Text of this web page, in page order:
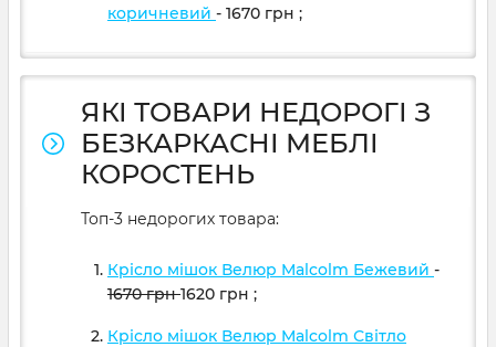
коричневий - 1670 грн ;
ЯКІ ТОВАРИ НЕДОРОГІ З
БЕЗКАРКАСНІ МЕБЛІ
КОРОСТЕНЬ
Топ-3 недорогих товара:
Крісло мішок Велюр Malcolm Бежевий -
1670грн1620 грн ;
Крісло мішок Велюр Malcolm Світло